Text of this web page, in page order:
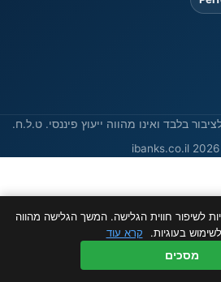
בלבד ואינו מהווה ייעוץ פיננסי. ט.ל.ח.
לשיפור חווית הגלישה. המשך הגלישה מהווה
בעוגיות.
קרא עוד
מסכים